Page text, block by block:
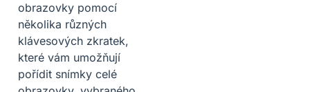
obrazovky pomocí
několika různých
klávesových zkratek,
které vám umožňují
pořídit snímky celé